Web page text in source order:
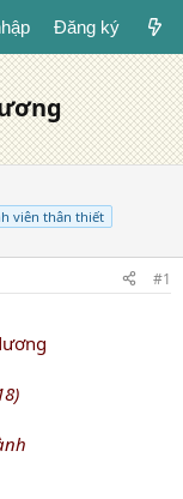
Đăng ký
viên thân thiết
#1